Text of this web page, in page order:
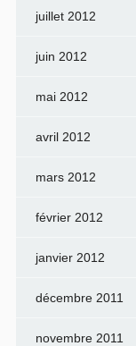
juillet 2012
juin 2012
mai 2012
avril 2012
mars 2012
février 2012
janvier 2012
décembre 2011
novembre 2011